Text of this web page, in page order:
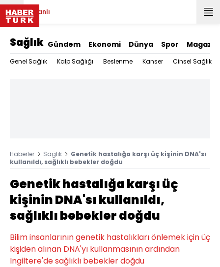
Canlı
Sağlık Gündem Ekonomi Dünya Spor Magazin
Genel Sağlık Kalp Sağlığı Beslenme Kanser Cinsel Sağlık
Haberler Sağlık
Genetik hastalığa karşı üç kişinin DNA'sı
kullanıldı, sağlıklı bebekler doğdu
Genetik hastalığa karşı üç
kişinin DNA'sı kullanıldı,
sağlıklı bebekler doğdu
Bilim insanlarının genetik hastalıkları önlemek için üç
kişiden alınan DNA'yı kullanmasının ardından
İngiltere'de sağlıklı bebekler doğdu